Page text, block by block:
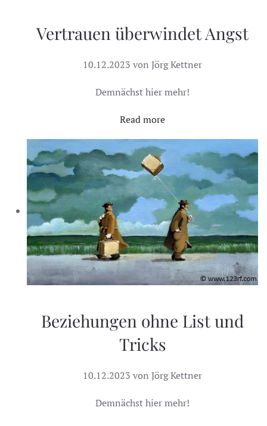
Vertrauen überwindet Angst
10.12.2023 von Jörg Kettner
Demnächst hier mehr!
Read more
Beziehungen ohne List und
Tricks
10.12.2023 von Jörg Kettner
Demnächst hier mehr!